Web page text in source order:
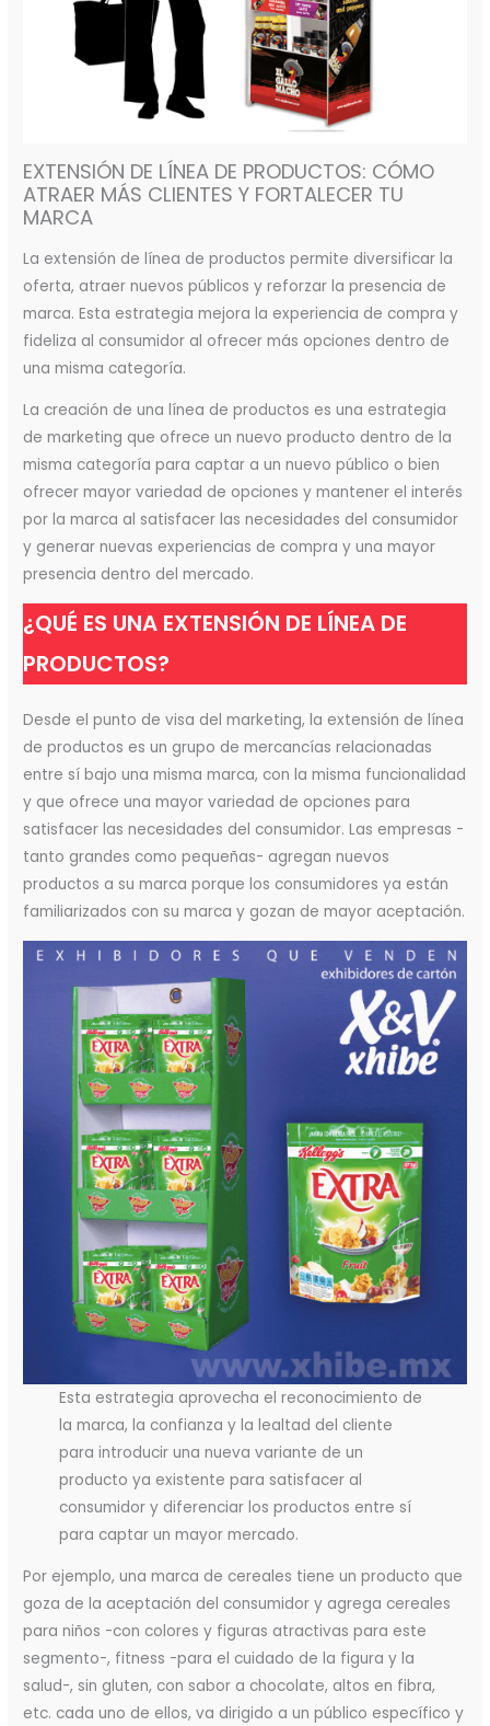
EXTENSIÓN DE LÍNEA DE PRODUCTOS: CÓMO
ATRAER MÁS CLIENTES Y FORTALECER TU
MARCA
La extensión de línea de productos permite diversificar la
oferta, atraer nuevos públicos y reforzar la presencia de
marca. Esta estrategia mejora la experiencia de compra y
fideliza al consumidor al ofrecer más opciones dentro de
una misma categoría.
La creación de una línea de productos es una estrategia
de marketing que ofrece un nuevo producto dentro de la
misma categoría para captar a un nuevo público o bien
ofrecer mayor variedad de opciones y mantener el interés
por la marca al satisfacer las necesidades del consumidor
y generar nuevas experiencias de compra y una mayor
presencia dentro del mercado.
¿QUÉ ES UNA EXTENSIÓN DE LÍNEA DE
PRODUCTOS?
Desde el punto de visa del marketing, la extensión de línea
de productos es un grupo de mercancías relacionadas
entre sí bajo una misma marca, con la misma funcionalidad
y que ofrece una mayor variedad de opciones para
satisfacer las necesidades del consumidor. Las empresas -
tanto grandes como pequeñas- agregan nuevos
productos a su marca porque los consumidores ya están
familiarizados con su marca y gozan de mayor aceptación.
Esta estrategia aprovecha el reconocimiento de
la marca, la confianza y la lealtad del cliente
para introducir una nueva variante de un
producto ya existente para satisfacer al
consumidor y diferenciar los productos entre sí
para captar un mayor mercado.
Por ejemplo, una marca de cereales tiene un producto que
goza de la aceptación del consumidor y agrega cereales
para niños -con colores y figuras atractivas para este
segmento-, fitness -para el cuidado de la figura y la
salud-, sin gluten, con sabor a chocolate, altos en fibra,
etc. cada uno de ellos, va dirigido a un público específico y